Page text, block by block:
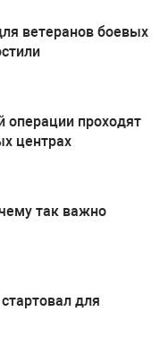
ветеранов боевых
операции проходят
центрах
так важно
для